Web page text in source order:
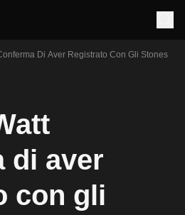
Di Aver Registrato Con Gli Stones
di aver
con gli